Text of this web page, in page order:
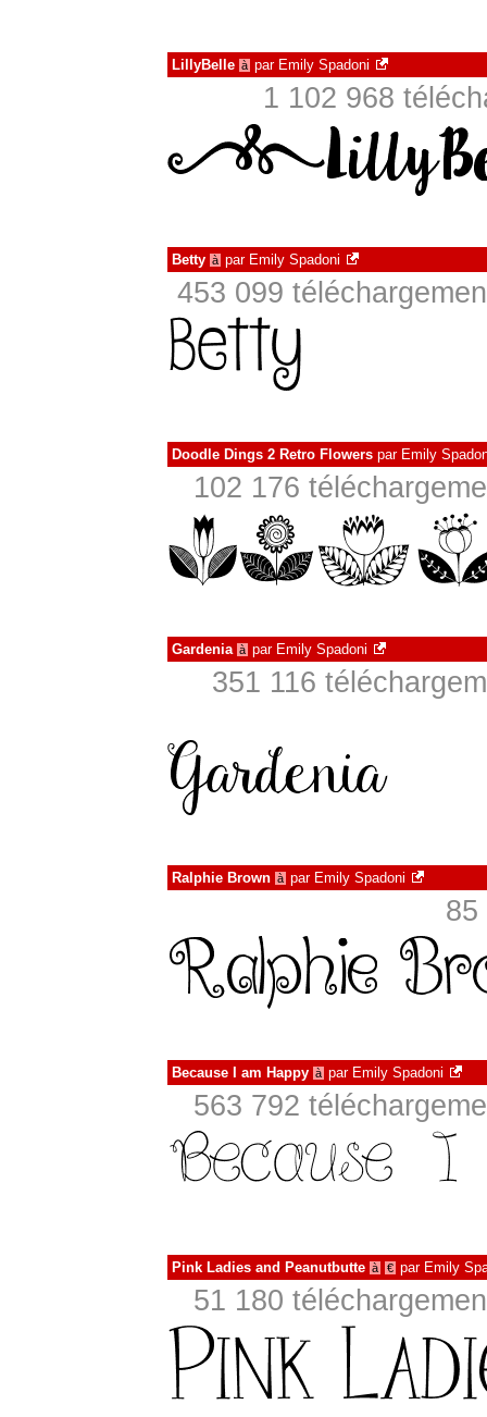
LillyBelle à par Emily Spadoni
1 102 968
Betty à par Emily Spadoni
453 099
Doodle Dings 2 Retro Flowers par Emily
102 176
Gardenia à par Emily Spadoni
351 116
Ralphie Brown à par Emily Spadoni
85
Because I am Happy à par Emily Spadoni
563 792
Pink Ladies and Peanutbutte à € par Emily
51 180